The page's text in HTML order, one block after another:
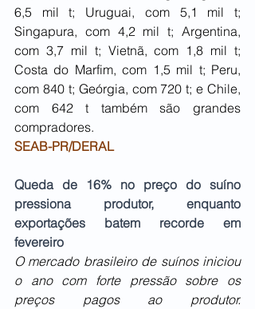
6,5 mil t; Uruguai, com 5,1 mil t;
Singapura, com 4,2 mil t; Argentina,
com 3,7 mil t; Vietnã, com 1,8 mil t;
Costa do Marfim, com 1,5 mil t; Peru,
com 840 t; Geórgia, com 720 t; e Chile,
com 642 t também são grandes
compradores.
SEAB-PR/DERAL
Queda de 16% no preço do suíno
pressiona produtor, enquanto
exportações batem recorde em
fevereiro
O mercado brasileiro de suínos iniciou
o ano com forte pressão sobre os
preços pagos ao produtor.